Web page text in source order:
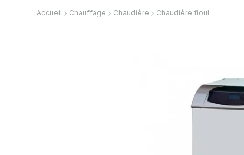
Accueil Chauffage Chaudière Chaudière fioul